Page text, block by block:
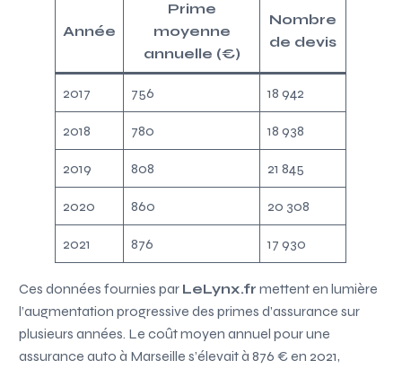
Année
Prime
moyenne
annuelle (€)
Nombre
de devis
2017 756 18 942
2018 780 18 938
2019 808 21 845
2020 860 20 308
2021 876 17 930
Ces données fournies par LeLynx.fr mettent en lumière
l’augmentation progressive des primes d’assurance sur
plusieurs années. Le coût moyen annuel pour une
assurance auto à Marseille s’élevait à 876 € en 2021,